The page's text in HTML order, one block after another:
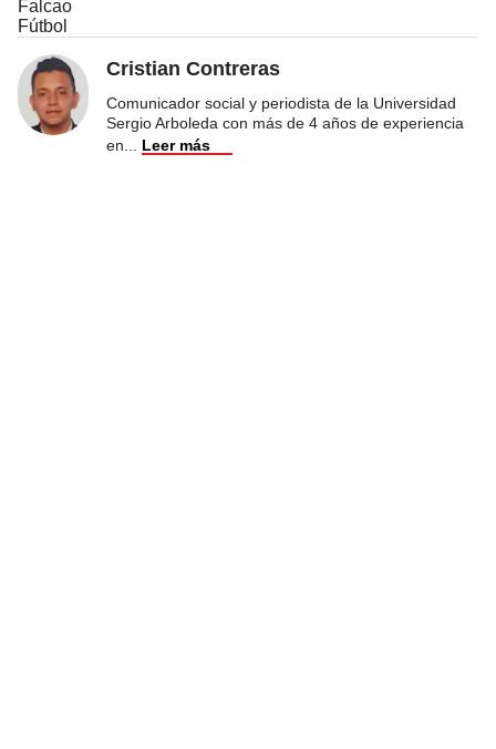
Falcao
Fútbol
Cristian Contreras
Comunicador social y periodista de la Universidad
Sergio Arboleda con más de 4 años de experiencia
en
Leer más